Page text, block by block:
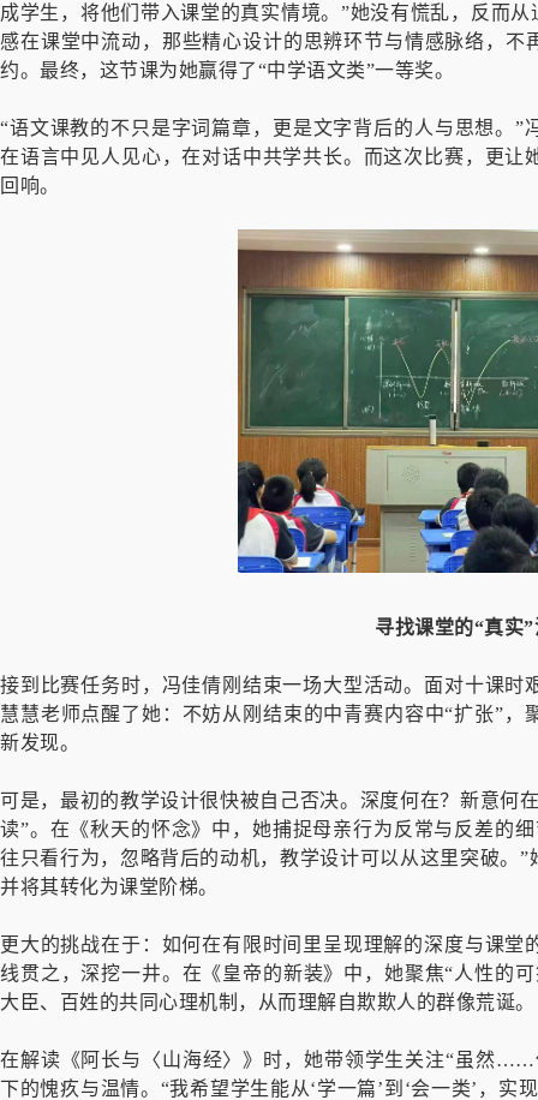
成学生，将他们带入课堂的真实情境。”她没有慌乱，反而
感在课堂中流动，那些精心设计的思辨环节与情感脉络，不
约。最终，这节课为她赢得了“中学语文类”一等奖。
“语文课教的不只是字词篇章，更是文字背后的人与思想
在语言中见人见心，在对话中共学共长。而这次比赛，更
回响。
寻找课堂的“真实
接到比赛任务时，冯佳倩刚结束一场大型活动。面对十课
慧慧老师点醒了她：不妨从刚结束的中青赛内容中“扩张”
新发现。
可是，最初的教学设计很快被自己否决。深度何在？新意何
读”。在《秋天的怀念》中，她捕捉母亲行为反常与反差的
往只看行为，忽略背后的动机，教学设计可以从这里突破。
并将其转化为课堂阶梯。
更大的挑战在于：如何在有限时间里呈现理解的深度与课
线贯之，深挖一井。在《皇帝的新装》中，她聚焦“人性的
大臣、百姓的共同心理机制，从而理解自欺欺人的群像荒诞。
在解读《阿长与〈山海经〉》时，她带领学生关注“虽然
下的愧疚与温情。“我希望学生能从‘学一篇’到‘会一类’，